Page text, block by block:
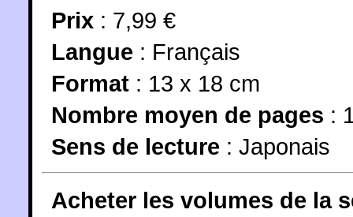
Prix : 7,99 €
Langue : Français
Format : 13 x 18 cm
Nombre moyen de pages :
Sens de lecture : Japonais
Acheter les volumes de la